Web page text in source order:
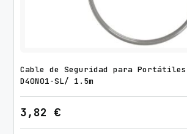
Cable de Seguridad para Portátiles
D40N01-SL/ 1.5m
3,82 €